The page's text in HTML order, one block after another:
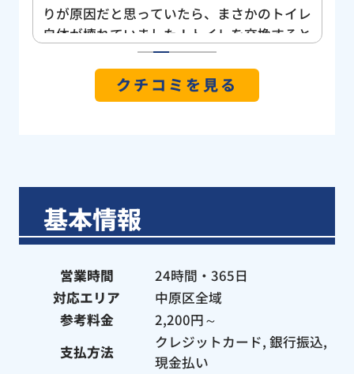
りが原因だと思っていたら、まさかのトイレ
自体が壊れていました！トイレを交換すると
なると即決できなく、業者さんもゴリ押しや
強い営業などなく親身になってくれました！
大手家電量販店や地元のリフォーム屋さんを
していただきました！ 所要時間も１時間程
で終わり何から何までとても迅速な対応でし
合は絶対こちらにお願いしたいと思ってま
す！ ありがとうございました！
クチコミを見る
基本情報
営業時間
24時間・365日
対応エリア
中原区全域
参考料金
2,200円～
支払方法
クレジットカード, 銀行振込,
現金払い